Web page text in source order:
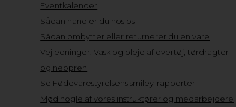
Eventkalender
Sådan handler du hos os
Sådan ombytter eller returnerer du en vare
Vejledninger: Vask og pleje af overtøj, tørdragter
og neopren
Se Fødevarestyrelsens smiley-rapporter
Mød nogle af vores instruktører og medarbejdere